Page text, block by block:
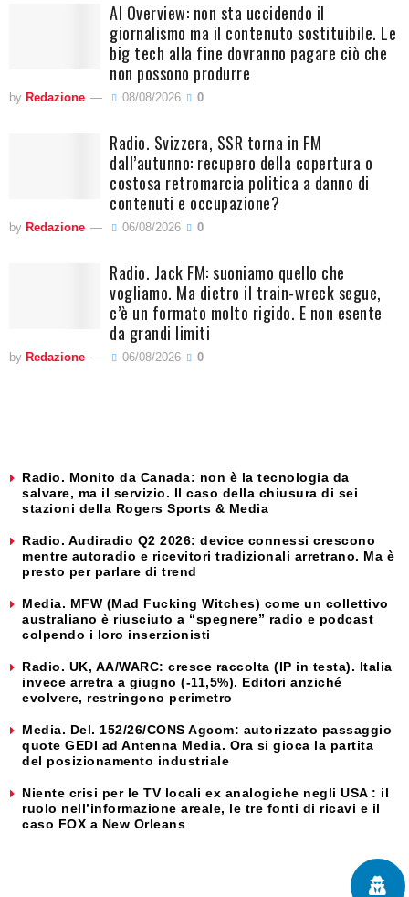
AI Overview: non sta uccidendo il
giornalismo ma il contenuto sostituibile. Le
big tech alla fine dovranno pagare ciò che
non possono produrre
by Redazione 08/08/2026 0
Radio. Svizzera, SSR torna in FM
dall’autunno: recupero della copertura o
costosa retromarcia politica a danno di
contenuti e occupazione?
by Redazione 06/08/2026 0
Radio. Jack FM: suoniamo quello che
vogliamo. Ma dietro il train-wreck segue,
c’è un formato molto rigido. E non esente
da grandi limiti
by Redazione 06/08/2026 0
Radio. Monito da Canada: non è la tecnologia da
salvare, ma il servizio. Il caso della chiusura di sei
stazioni della Rogers Sports & Media
Radio. Audiradio Q2 2026: device connessi crescono
mentre autoradio e ricevitori tradizionali arretrano. Ma è
presto per parlare di trend
Media. MFW (Mad Fucking Witches) come un collettivo
australiano è riusciuto a “spegnere” radio e podcast
colpendo i loro inserzionisti
Radio. UK, AA/WARC: cresce raccolta (IP in testa). Italia
invece arretra a giugno (-11,5%). Editori anziché
evolvere, restringono perimetro
Media. Del. 152/26/CONS Agcom: autorizzato passaggio
quote GEDI ad Antenna Media. Ora si gioca la partita
del posizionamento industriale
Niente crisi per le TV locali ex analogiche negli USA : il
ruolo nell’informazione areale, le tre fonti di ricavi e il
caso FOX a New Orleans